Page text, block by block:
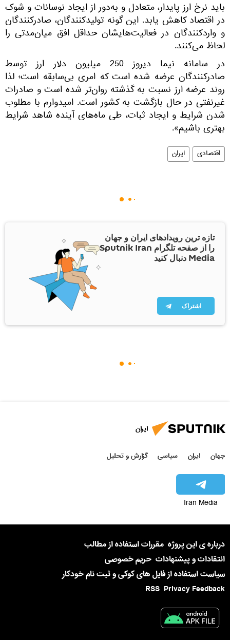
باید نرخ ارز پایدار، متعادل و به‌دور از ایجاد نوسانات و شوک
در اقتصاد کاهش یابد. این گونه تولیدکنندگان، صادرکنندگان
و واردکنندگان در فعالیت‌هایشان حداقل افق میان‌مدتی را
لحاظ می‌کنند.
در سامانه نیما دیروز 250 میلیون دلار ارز توسط
صادرکنندگان عرضه شده است که امری بی‌سابقه است؛ لذا
روند عرضه ارز نسبت به گذشته روان‌تر شده است و صادرات
غیرنفتی در حال بازگشت به کشور است. امیدوارم با مطلوب
شدن شرایط و ایجاد ثبات، طی ماه‌های آینده شاهد شرایط
بهتری باشیم».
اقتصادی ایران
تازه ترین رویدادهای ایران و جهان
را از صفحه تلگرام Sputnik Iran
Media دنبال کنید
اشتراک
ایران
جهان ایران سیاسی گزارش و تحلیل
Iran Media
درباره ی این پروژه مقررات استفاده از مطالب
انتقادات و پیشنهادات حریم خصوصی
سیاست استفاده از فایل های کوکی و ثبت نام خودکار
Privacy Feedback
RSS